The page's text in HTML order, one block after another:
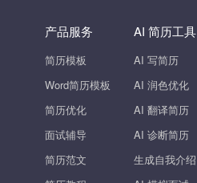
产品服务
简历模板
Word简历模板
简历优化
面试辅导
简历范文
AI 简历工具
AI 写简历
AI 润色优化
AI 翻译简历
AI 诊断简历
生成自我介绍